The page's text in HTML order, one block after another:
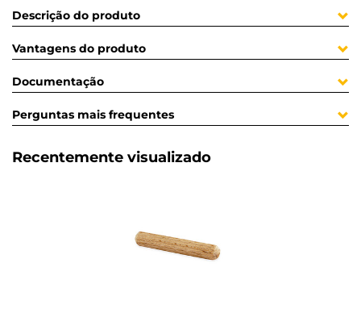
Descrição do produto
Vantagens do produto
Documentação
Perguntas mais frequentes
Recentemente visualizado